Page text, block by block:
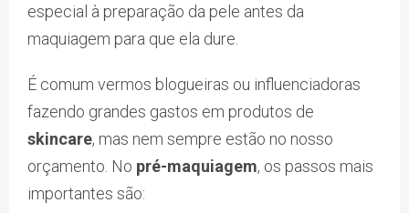
especial à preparação da pele antes da
maquiagem para que ela dure.
É comum vermos blogueiras ou influenciadoras
fazendo grandes gastos em produtos de
skincare, mas nem sempre estão no nosso
orçamento. No pré-maquiagem, os passos mais
importantes são: